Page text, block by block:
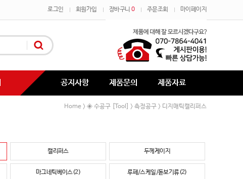
로그인 회원가입 장바구니 0 주문조회 마이페이지
공지사항 제품문의 제품자료
Home > ◈ 수공구 [Tool] > 측정공구 > 디지매틱캘리퍼스
캘리퍼스 두께게이지
마그네틱베이스(2) 루페/스케일/돋보기류(2)